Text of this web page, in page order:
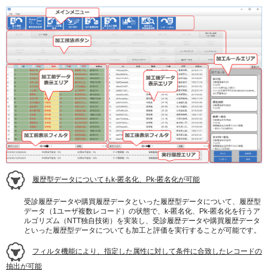
履歴型データについてもk-匿名化、Pk-匿名化が可能
受診履歴データや購買履歴データといった履歴型データについて、履歴型
データ（1ユーザ複数レコード）の状態で、k-匿名化、Pk-匿名化を行うア
ルゴリズム（NTT独自技術）を実装し、受診履歴データや購買履歴データ
といった履歴型データについても加工と評価を実行することが可能です。
フィルタ機能により、指定した属性に対して条件に合致したレコードの
抽出が可能